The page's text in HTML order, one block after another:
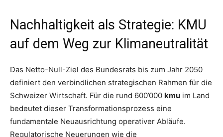
Nachhaltigkeit als Strategie: KMU
auf dem Weg zur Klimaneutralität
Das Netto-Null-Ziel des Bundesrats bis zum Jahr 2050
definiert den verbindlichen strategischen Rahmen für die
Schweizer Wirtschaft. Für die rund 600’000 kmu im Land
bedeutet dieser Transformationsprozess eine
fundamentale Neuausrichtung operativer Abläufe.
Regulatorische Neuerungen wie die